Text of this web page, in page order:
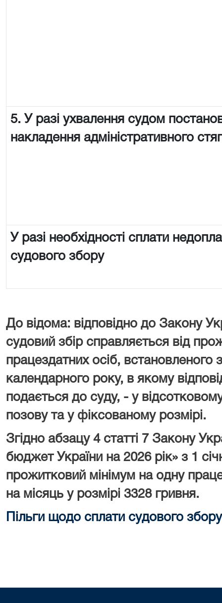
5. У разі ухвалення судом
накладення адміністративного
У разі необхідності сплати
судового збору
До відома: відповідно до Закону
судовий збір справляється від
працездатних осіб, встановленого
календарного року, в якому
подається до суду, - у
позову та у фіксованому розмірі.
Згідно абзацу 4 статті 7 Закону
бюджет України на 2026 рік» з 1
прожитковий мінімум на одну
на місяць у розмірі 3328 гривня.
Пільги щодо сплати судового збору